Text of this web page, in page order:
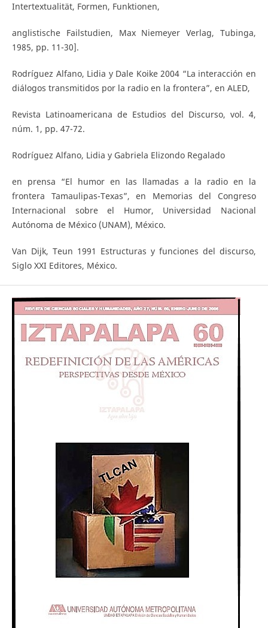
Intertextualität, Formen, Funktionen,
anglistische Failstudien, Max Niemeyer Verlag, Tubinga,
1985, pp. 11-30].
Rodríguez Alfano, Lidia y Dale Koike 2004 “La interacción en
diálogos transmitidos por la radio en la frontera”, en ALED,
Revista Latinoamericana de Estudios del Discurso, vol. 4,
núm. 1, pp. 47-72.
Rodríguez Alfano, Lidia y Gabriela Elizondo Regalado
en prensa “El humor en las llamadas a la radio en la
frontera Tamaulipas-Texas”, en Memorias del Congreso
Internacional sobre el Humor, Universidad Nacional
Autónoma de México (UNAM), México.
Van Dijk, Teun 1991 Estructuras y funciones del discurso,
Siglo XXI Editores, México.